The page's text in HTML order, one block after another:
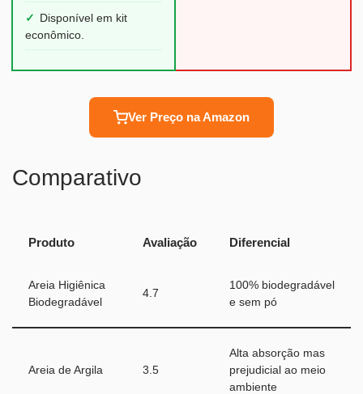
✓ Disponível em kit
econômico.
Ver Preço na Amazon
Comparativo
Produto Avaliação Diferencial
Areia Higiênica
Biodegradável
4.7
100% biodegradável
e sem pó
Areia de Argila 3.5
Alta absorção mas
prejudicial ao meio
ambiente